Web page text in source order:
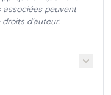
associées peuvent
d'auteur.